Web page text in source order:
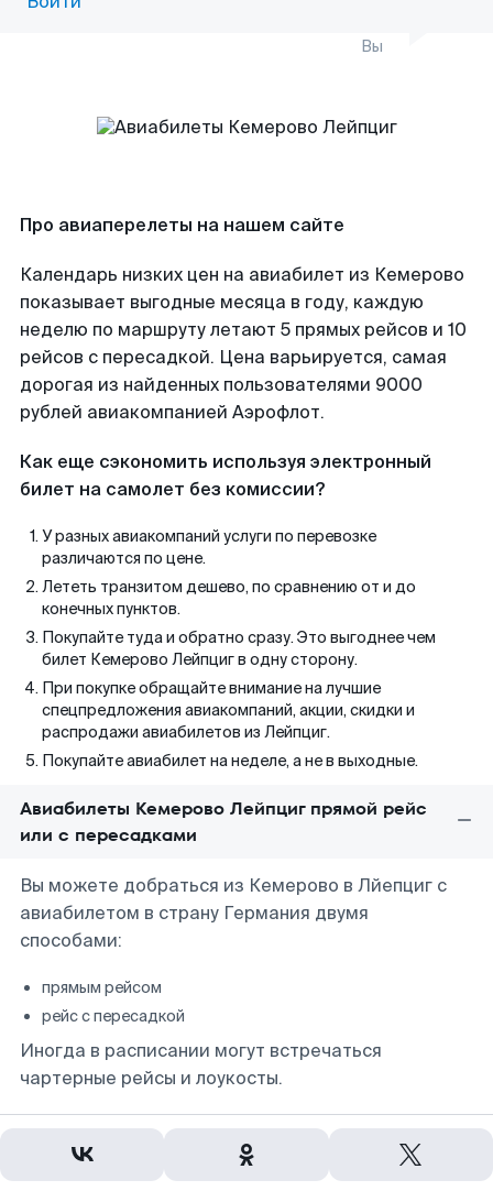
Вы
Про авиаперелеты на нашем сайте
Календарь низких цен на авиабилет из Кемерово
показывает выгодные месяца в году, каждую
неделю по маршруту летают 5 прямых рейсов и 10
рейсов с пересадкой. Цена варьируется, самая
дорогая из найденных пользователями 9000
рублей авиакомпанией Аэрофлот.
Как еще сэкономить используя электронный
билет на самолет без комиссии?
У разных авиакомпаний услуги по перевозке
различаются по цене.
Лететь транзитом дешево, по сравнению от и до
конечных пунктов.
Покупайте туда и обратно сразу. Это выгоднее чем
билет Кемерово Лейпциг в одну сторону.
При покупке обращайте внимание на лучшие
спецпредложения авиакомпаний, акции, скидки и
распродажи авиабилетов из Лейпциг.
Покупайте авиабилет на неделе, а не в выходные.
Авиабилеты Кемерово Лейпциг прямой рейс
или с пересадками
Вы можете добраться из Кемерово в Лйепциг с
авиабилетом в страну Германия двумя
способами:
прямым рейсом
рейс с пересадкой
Иногда в расписании могут встречаться
чартерные рейсы и лоукосты.